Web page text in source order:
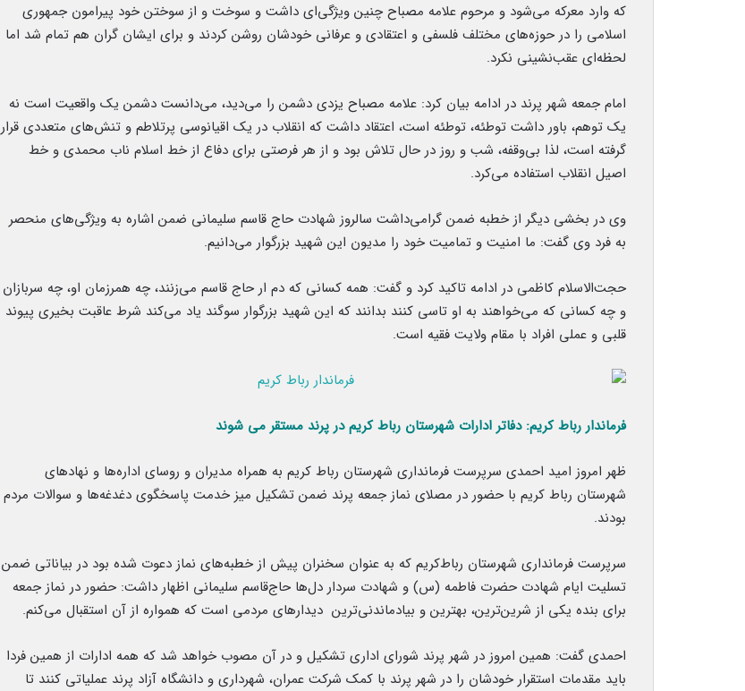
که وارد معرکه می‌شود و مرحوم علامه مصباح چنین ویژگی‌ای داشت و سوخت و از سوختن خود پیرامون جمهوری
اسلامی را در حوزه‌های مختلف فلسفی و اعتقادی و عرفانی خودشان روشن کردند و برای ایشان گران هم تمام شد اما
لحظه‌ای عقب‌نشینی نکرد.
امام جمعه شهر پرند در ادامه بیان کرد: علامه مصباح یزدی دشمن را می‌دید، می‌دانست دشمن یک واقعیت است نه
یک توهم، باور داشت توطئه، توطئه است، اعتقاد داشت که انقلاب در یک اقیانوسی پرتلاطم و تنش‌های متعددی قرار
گرفته است، لذا بی‌وقفه، شب و روز در حال تلاش بود و از هر فرصتی برای دفاع از خط اسلام ناب محمدی و خط
اصیل انقلاب استفاده می‌کرد.
وی در بخشی دیگر از خطبه ضمن گرامی‌داشت سالروز شهادت حاج قاسم سلیمانی ضمن اشاره به ویژگی‌های منحصر
به فرد وی گفت: ما امنیت و تمامیت خود را مدیون این شهید بزرگوار می‌دانیم.
حجت‌الاسلام کاظمی در ادامه تاکید کرد و گفت: همه کسانی که دم ار حاج قاسم می‌زنند، چه همرزمان او، چه سربازان
و چه کسانی که می‌خواهند به او تاسی کنند بدانند که این شهید بزرگوار سوگند یاد می‌کند شرط عاقبت بخیری پیوند
قلبی و عملی افراد با مقام ولایت فقیه است.
فرماندار رباط کریم: دفاتر ادارات شهرستان رباط کریم در پرند مستقر می شوند
ظهر امروز امید احمدی سرپرست فرمانداری شهرستان رباط کریم به همراه مدیران و روسای اداره‌ها و نهادهای
شهرستان رباط کریم با حضور در مصلای نماز جمعه پرند ضمن تشکیل میز خدمت پاسخگوی دغدغه‌ها و سوالات مردم
بودند.
سرپرست فرمانداری شهرستان رباط‌کریم که به عنوان سخنران پیش از خطبه‌های نماز دعوت شده بود در بیاناتی ضمن
تسلیت ایام شهادت حضرت فاطمه (س) و شهادت سردار دل‌ها حاج‌قاسم سلیمانی اظهار داشت: حضور در نماز جمعه
برای بنده یکی از شرینترین، بهترین و بیادماندنی‌ترین دیدارهای مردمی است که همواره از‌ آن استقبال می‌کنم.
احمدی گفت: همین امروز در شهر پرند شورای اداری تشکیل و در آن مصوب خواهد شد که همه ادارات از همین فردا
باید مقدمات استقرار خودشان را در شهر پرند با کمک شرکت عمران، شهرداری و دانشگاه آزاد پرند عملیاتی کنند تا